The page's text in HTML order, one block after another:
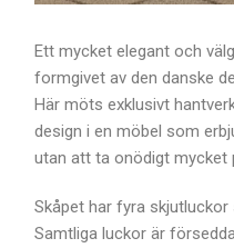
Ett mycket elegant och
formgivet av den danske
Här möts exklusivt
design i en möbel som
utan att ta onödigt mycket
Skåpet har fyra
Samtliga luckor är